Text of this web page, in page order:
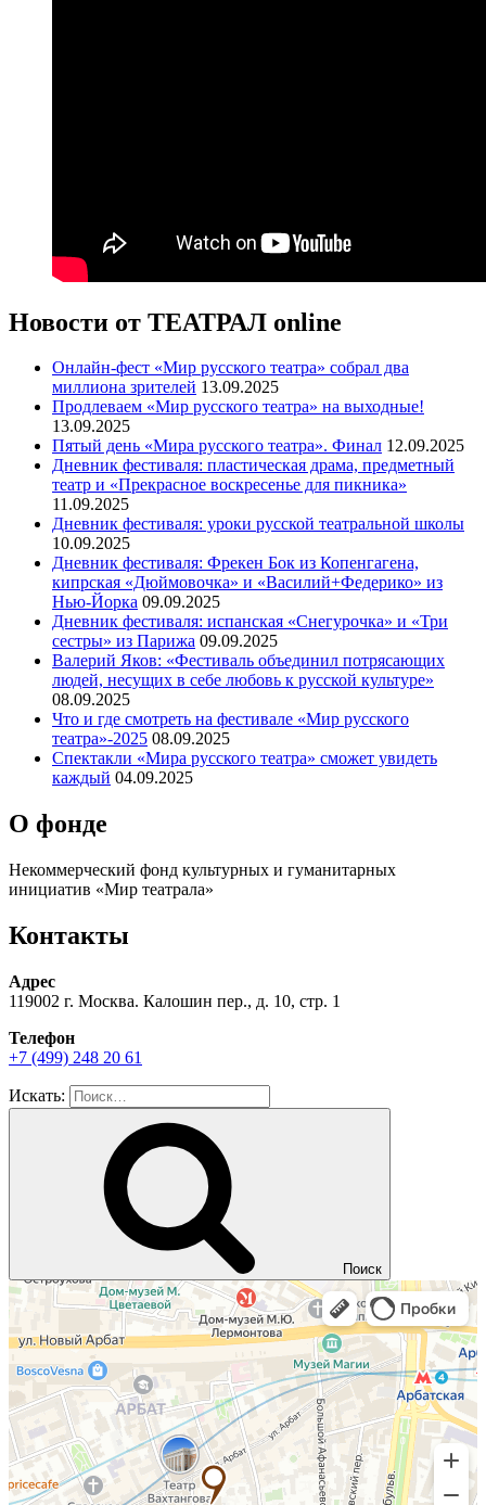
Новости от ТЕАТРАЛ online
Онлайн-фест «Мир русского театра» собрал два
миллиона зрителей 13.09.2025
Продлеваем «Мир русского театра» на выходные!
13.09.2025
Пятый день «Мира русского театра». Финал 12.09.2025
Дневник фестиваля: пластическая драма, предметный
театр и «Прекрасное воскресенье для пикника»
11.09.2025
Дневник фестиваля: уроки русской театральной школы
10.09.2025
Дневник фестиваля: Фрекен Бок из Копенгагена,
кипрская «Дюймовочка» и «Василий+Федерико» из
Нью-Йорка 09.09.2025
Дневник фестиваля: испанская «Снегурочка» и «Три
сестры» из Парижа 09.09.2025
Валерий Яков: «Фестиваль объединил потрясающих
людей, несущих в себе любовь к русской культуре»
08.09.2025
Что и где смотреть на фестивале «Мир русского
театра»-2025 08.09.2025
Спектакли «Мира русского театра» сможет увидеть
каждый 04.09.2025
О фонде
Некоммерческий фонд культурных и гуманитарных
инициатив «Мир театрала»
Контакты
Адрес
119002 г. Москва. Калошин пер., д. 10, стр. 1
Телефон
+7 (499) 248 20 61
Искать:
Поиск